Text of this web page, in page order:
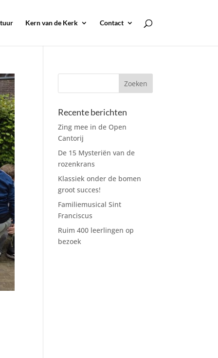
Kern van de Kerk Contact
Recente berichten
Zing mee in de Open
Cantorij
De 15 Mysteriën van de
rozenkrans
Klassiek onder de bomen
groot succes!
Familiemusical Sint
Franciscus
Ruim 400 leerlingen op
bezoek